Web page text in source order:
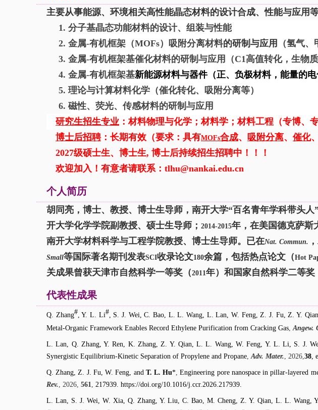
主要从事能源、环境相关高性能晶态材料的设计合成、性能与应用
1. 分子基晶态功能材料的设计、组装与性能
2. 金属-有机框架（MOFs）吸附分离材料的研制与应用
（氢气
3. 金属-有机框架基催化材料的研制与应用（C1高值转化，生物
4. 金属-有机框架基新能源材料与器件（正、负极材料，能量的电
5. 理论与计算材料化学（催化转化、吸附分离等）
6. 磁性、荧光、传感材料的研制与应用
研究生招生专业 ：材料物理与化学；材料学；材料工程（专博、
博士后招聘：长期有效（要求：具有MOFs合成、 吸附分离、 催化、
2027级硕士生、博士生, 博士后持续招生招聘中！！！
欢迎加入！有意者请联系： tlhu@nankai.edu.cn
个人简历
胡同亮，博士、教授、博士生导师，南开大学“百名青年学科带头人
开大学化学学院副教授、硕士生导师； 2014-2015年，在美国德克萨斯
南开大学材料科学与工程学院教授、博士生导师。已在Nat. Commun. ，
Small等国际著名期刊发表SCI收录论文180余篇，包括热点论文 （Hot
关成果曾获天津市自然科学一等奖（2011年）和国家自然科学二等奖
代表性成果
Q. Zhang#, Y. L. Li#, S. J. Wei, C. Bao, L. L. Wang, L. Lan, W. Feng, Z. J. Fu, Z. Y.
Metal-Organic Framework Enables Record Ethylene Purification from Cracking Gas Angew.
L. Lan, Q. Zhang, Y. Ren, K. Zhang, Z. Y. Qian, L. L. Wang, W. Feng, Y. L. Li, S. J.
Synergistic Equilibrium-Kinetic Separation of Propylene and Propane Adv. Mater. , 2026, 38 ,
Q. Zhang, Z. J. Fu, W. Feng, and T. L. Hu* ,Engineering pore nanospace in pillar-layered
Rev. , 2026, 561 217939. https://doi.org/10.1016/j.ccr.2026.217939.
L. Lan, S. J. Wei, W. Xia, Q. Zhang, Y. Liu, C. Bao, M. Cheng, Z. Y. Qian, L. L.